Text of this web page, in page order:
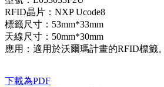
RFID晶片：NXP Ucode8
標籤尺寸：53mm*33mm
天線尺寸：50mm*30mm
應用：適用於沃爾瑪計畫的RFID標籤。
下載為PDF